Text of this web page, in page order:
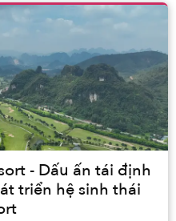
- Dấu ấn tái định
triển hệ sinh thái